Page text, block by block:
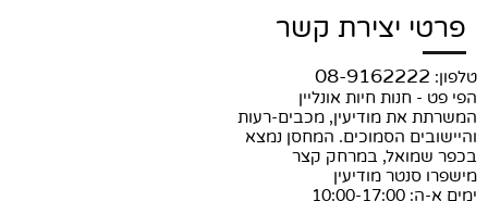
פרטי יצירת קשר
טלפון: 08-9162222
הפי פט - חנות חיות אונליין
המשרתת את מודיעין, מכבים-רעות
והיישובים הסמוכים. המחסן נמצא
בכפר שמואל, במרחק קצר
מישפרו סנטר מודיעין
ימים א-ה: 10:00-17:00